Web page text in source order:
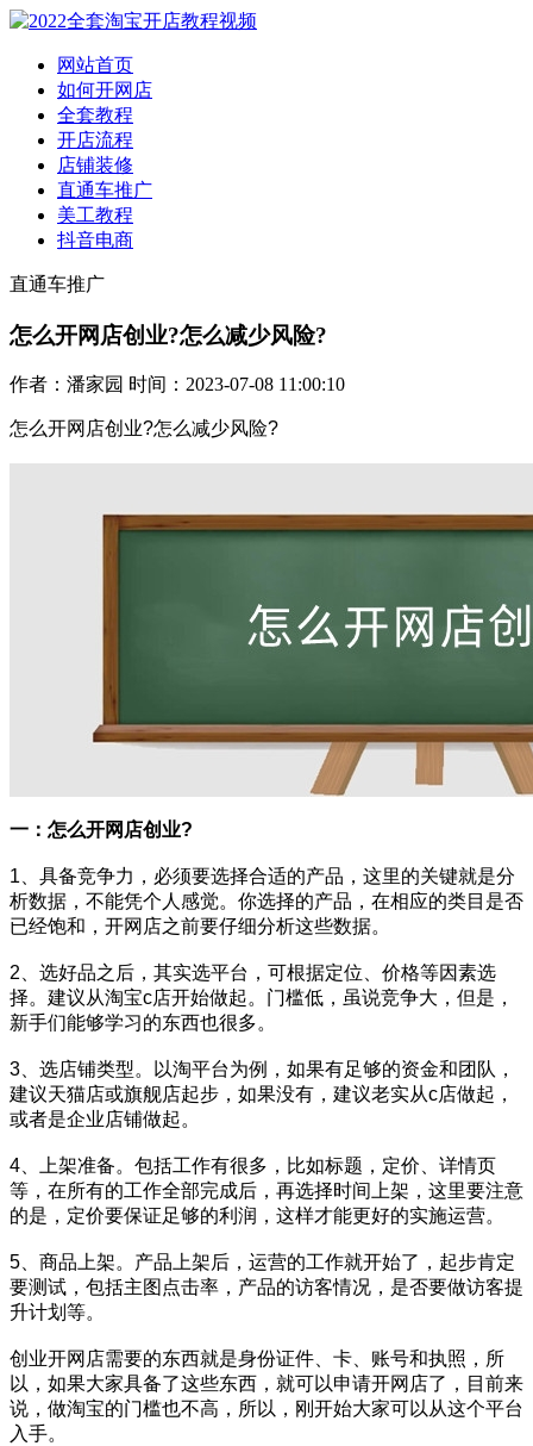
网站首页
如何开网店
全套教程
开店流程
店铺装修
直通车推广
美工教程
抖音电商
直通车推广
怎么开网店创业?怎么减少风险?
作者：潘家园 时间：2023-07-08 11:00:10
怎么开网店创业?怎么减少风险?
一：怎么开网店创业?
1、具备竞争力，必须要选择合适的产品，这里的关键就是分
析数据，不能凭个人感觉。你选择的产品，在相应的类目是否
已经饱和，开网店之前要仔细分析这些数据。
2、选好品之后，其实选平台，可根据定位、价格等因素选
择。建议从淘宝c店开始做起。门槛低，虽说竞争大，但是，
新手们能够学习的东西也很多。
3、选店铺类型。以淘平台为例，如果有足够的资金和团队，
建议天猫店或旗舰店起步，如果没有，建议老实从c店做起，
或者是企业店铺做起。
4、上架准备。包括工作有很多，比如标题，定价、详情页
等，在所有的工作全部完成后，再选择时间上架，这里要注意
的是，定价要保证足够的利润，这样才能更好的实施运营。
5、商品上架。产品上架后，运营的工作就开始了，起步肯定
要测试，包括主图点击率，产品的访客情况，是否要做访客提
升计划等。
创业开网店需要的东西就是身份证件、卡、账号和执照，所
以，如果大家具备了这些东西，就可以申请开网店了，目前来
说，做淘宝的门槛也不高，所以，刚开始大家可以从这个平台
入手。